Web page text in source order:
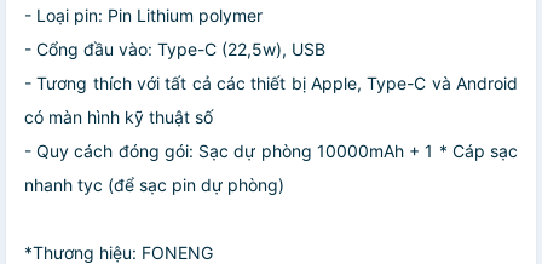
- Loại pin: Pin Lithium polymer
- Cổng đầu vào: Type-C (22,5w), USB
- Tương thích với tất cả các thiết bị Apple, Type-C và Android
có màn hình kỹ thuật số
- Quy cách đóng gói: Sạc dự phòng 10000mAh + 1 * Cáp sạc
nhanh tyc (để sạc pin dự phòng)
*Thương hiệu: FONENG